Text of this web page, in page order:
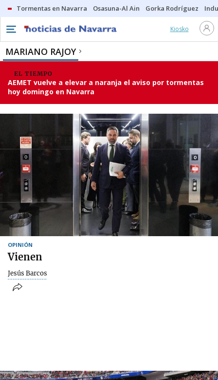
Tormentas en Navarra Osasuna-Al Ain Gorka Rodríguez
Kiosko
MARIANO RAJOY
EL TIEMPO
AEMET vuelve a elevar a naranja el aviso por tormentas
hoy domingo en Navarra
OPINIÓN
Vienen
Jesús Barcos